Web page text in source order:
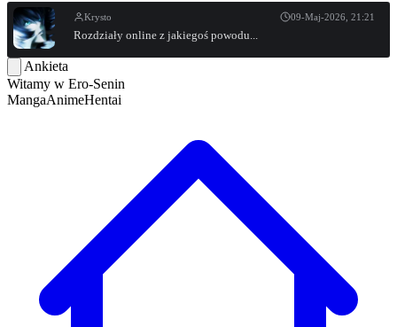
Krysto 09-Maj-2026, 21:21
Rozdziały online z jakiegoś powodu...
Ankieta
Witamy w Ero-Senin
MangaAnimeHentai